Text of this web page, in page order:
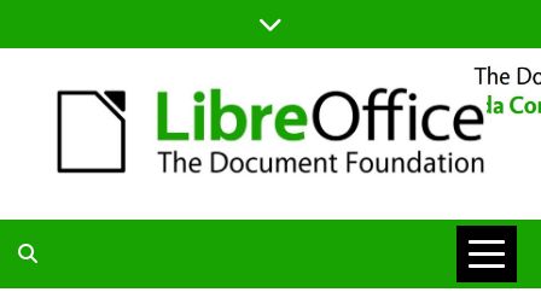
to
BLOG DA